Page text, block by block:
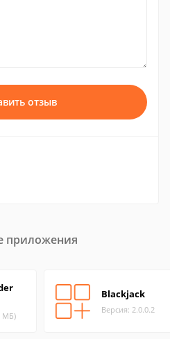
отзыв
приложения
МБ)
Blackjack
Версия: 2.0.0.2